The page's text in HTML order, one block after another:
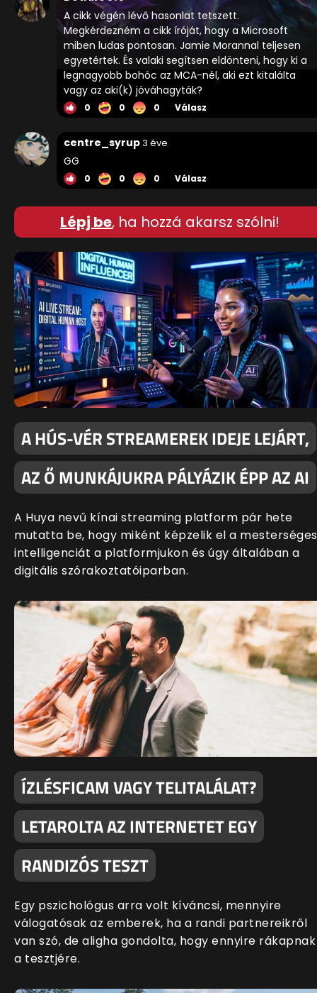
A cikk végén lévő hasonlat tetszett.
Megkérdezném a cikk íróját, hogy a Microsoft
miben ludas pontosan. Jamie Morannal teljesen
egyetértek. És valaki segítsen eldönteni, hogy ki a
legnagyobb bohóc az MCA-nél, aki ezt kitalálta
vagy az aki(k) jóváhagyták?
0 0 0 Válasz
centre_syrup3 éve
GG
0 0 0 Válasz
Lépj be, ha hozzá akarsz szólni!
A HÚS-VÉR STREAMEREK IDEJE LEJÁRT,
AZ Ő MUNKÁJUKRA PÁLYÁZIK ÉPP AZ AI
A Huya nevű kínai streaming platform pár hete
mutatta be, hogy miként képzelik el a mesterséges
intelligenciát a platformjukon és úgy általában a
digitális szórakoztatóiparban.
ÍZLÉSFICAM VAGY TELITALÁLAT?
LETAROLTA AZ INTERNETET EGY
RANDIZÓS TESZT
Egy pszichológus arra volt kíváncsi, mennyire
válogatósak az emberek, ha a randi partnereikről
van szó, de aligha gondolta, hogy ennyire rákapnak
a tesztjére.